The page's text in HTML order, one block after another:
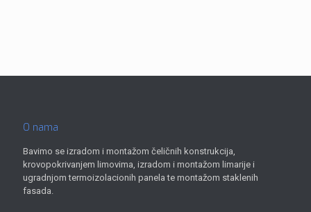
O nama
Bavimo se izradom i montažom čeličnih konstrukcija,
krovopokrivanjem limovima, izradom i montažom limarije i
ugradnjom termoizolacionih panela te montažom staklenih
fasada.